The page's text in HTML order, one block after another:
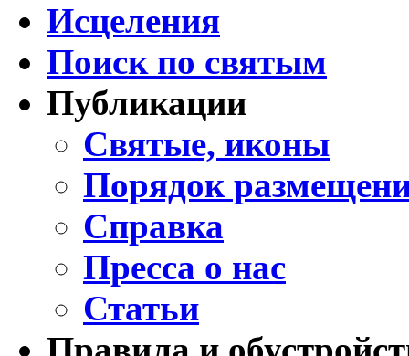
Исцеления
Поиск по святым
Публикации
Святые, иконы
Порядок
Справка
Пресса о нас
Статьи